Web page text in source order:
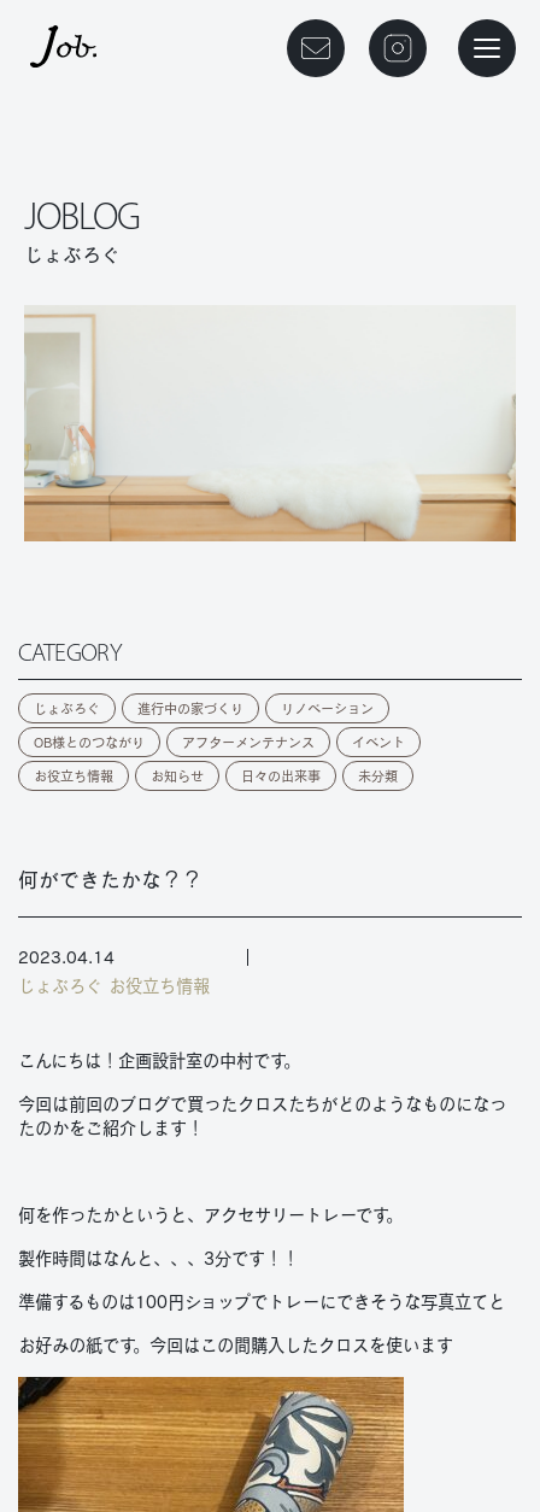
メニュ
JOBLOG
じょぶろぐ
CATEGORY
じょぶろぐ 進行中の家づくり リノベーション
OB様とのつながり アフターメンテナンス イベント
お役立ち情報 お知らせ 日々の出来事 未分類
何ができたかな？？
2023.04.14
じょぶろぐ お役立ち情報
こんにちは！企画設計室の中村です。
今回は前回のブログで買ったクロスたちがどのようなものになっ
たのかをご紹介します！
何を作ったかというと、アクセサリートレーです。
製作時間はなんと、、、3分です！！
準備するものは100円ショップでトレーにできそうな写真立てと
お好みの紙です。今回はこの間購入したクロスを使います